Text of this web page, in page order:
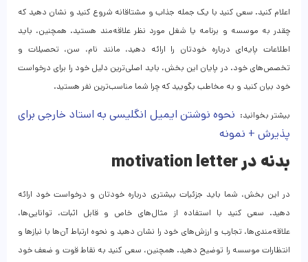
اعلام کنید. سعی کنید با یک جمله جذاب و مشتاقانه شروع کنید و نشان دهید که
چقدر به موسسه و برنامه یا شغل مورد نظر علاقه‌مند هستید. همچنین، باید
اطلاعات پایه‌ای درباره خودتان را ارائه دهید، مانند نام، سن، تحصیلات و
تخصص‌های خود. در پایان این بخش، باید اصلی‌ترین دلیل خود را برای درخواست
خود بیان کنید و به مخاطب بگویید که چرا شما مناسب‌ترین نفر هستید.
بیشتر بخوانید: نحوه نوشتن ایمیل انگلیسی به استاد خارجی برای
پذیرش + نمونه
بدنه در motivation letter
در این بخش، شما باید جزئیات بیشتری درباره خودتان و درخواست خود ارائه
دهید. سعی کنید با استفاده از مثال‌های خاص و قابل اثبات، توانایی‌ها،
علاقه‌مندی‌ها، تجارب و ارزش‌های خود را نشان دهید و نحوه ارتباط آن‌ها با نیاز‌ها و
انتظارات موسسه را توضیح دهید. همچنین، سعی کنید به نقاط قوت و ضعف خود